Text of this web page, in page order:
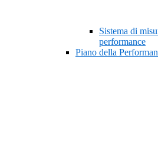
Sistema di
performance
Piano della